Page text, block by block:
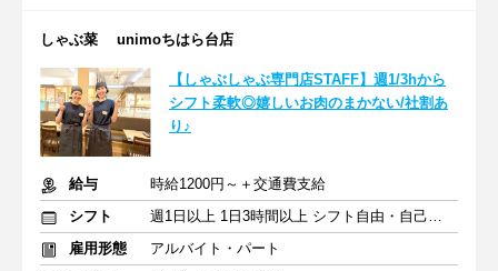
しゃぶ菜 unimoちはら台店
【しゃぶしゃぶ専門店STAFF】週1/3hから
シフト柔軟◎嬉しいお肉のまかない/社割あ
り♪
給与
時給1200円～＋交通費支給
シフト
週1日以上 1日3時間以上 シフト自由・自己申告
雇用形態
アルバイト・パート